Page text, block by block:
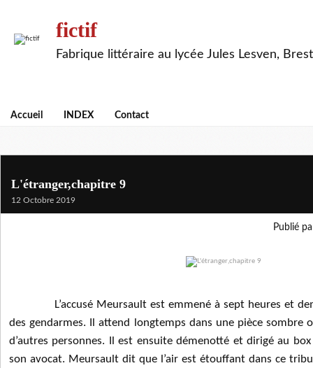
fictif
Fabrique littéraire au lycée Jules Lesven, Brest
Accueil INDEX Contact
L'étranger,chapitre 9
12 Octobre 2019
Publié
L’accusé Meursault est emmené à sept heures et
des gendarmes. Il attend longtemps dans une pièce sombre
d’autres personnes. Il est ensuite démenotté et dirigé au
son avocat. Meursault dit que l’air est étouffant dans ce